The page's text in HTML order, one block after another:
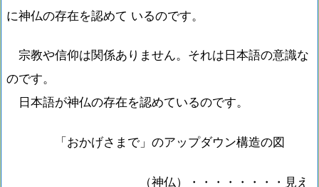
に神仏の存在を認めて いるのです。
宗教や信仰は関係ありません。それは日本語の意識な
のです。
日本語が神仏の存在を認めているのです。
「おかげさまで」のアップダウン構造の図
（神仏）・・・・・・・・見え